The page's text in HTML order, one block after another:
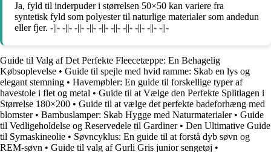
Ja, fyld til inderpuder i størrelsen 50×50 kan variere fra
syntetisk fyld som polyester til naturlige materialer som andedun
eller fjer. -||- -||- -||- -||- -||- -||- -||- -||- -||- -||-
Guide til Valg af Det Perfekte Fleecetæppe: En Behagelig
Købsoplevelse • Guide til spejle med hvid ramme: Skab en lys og
elegant stemning • Havemøbler: En guide til forskellige typer af
havestole i flet og metal • Guide til at Vælge den Perfekte Splitlagen i
Størrelse 180×200 • Guide til at vælge det perfekte badeforhæng med
blomster• Bambuslamper: Skab Hygge med Naturmaterialer• Guide
til Vedligeholdelse og Reservedele til Gardiner• Den Ultimative Guide
til Symaskineolie • Søvncyklus: En guide til at forstå dyb søvn og
REM-søvn • Guide til valg af Gurli Gris junior sengetøj •